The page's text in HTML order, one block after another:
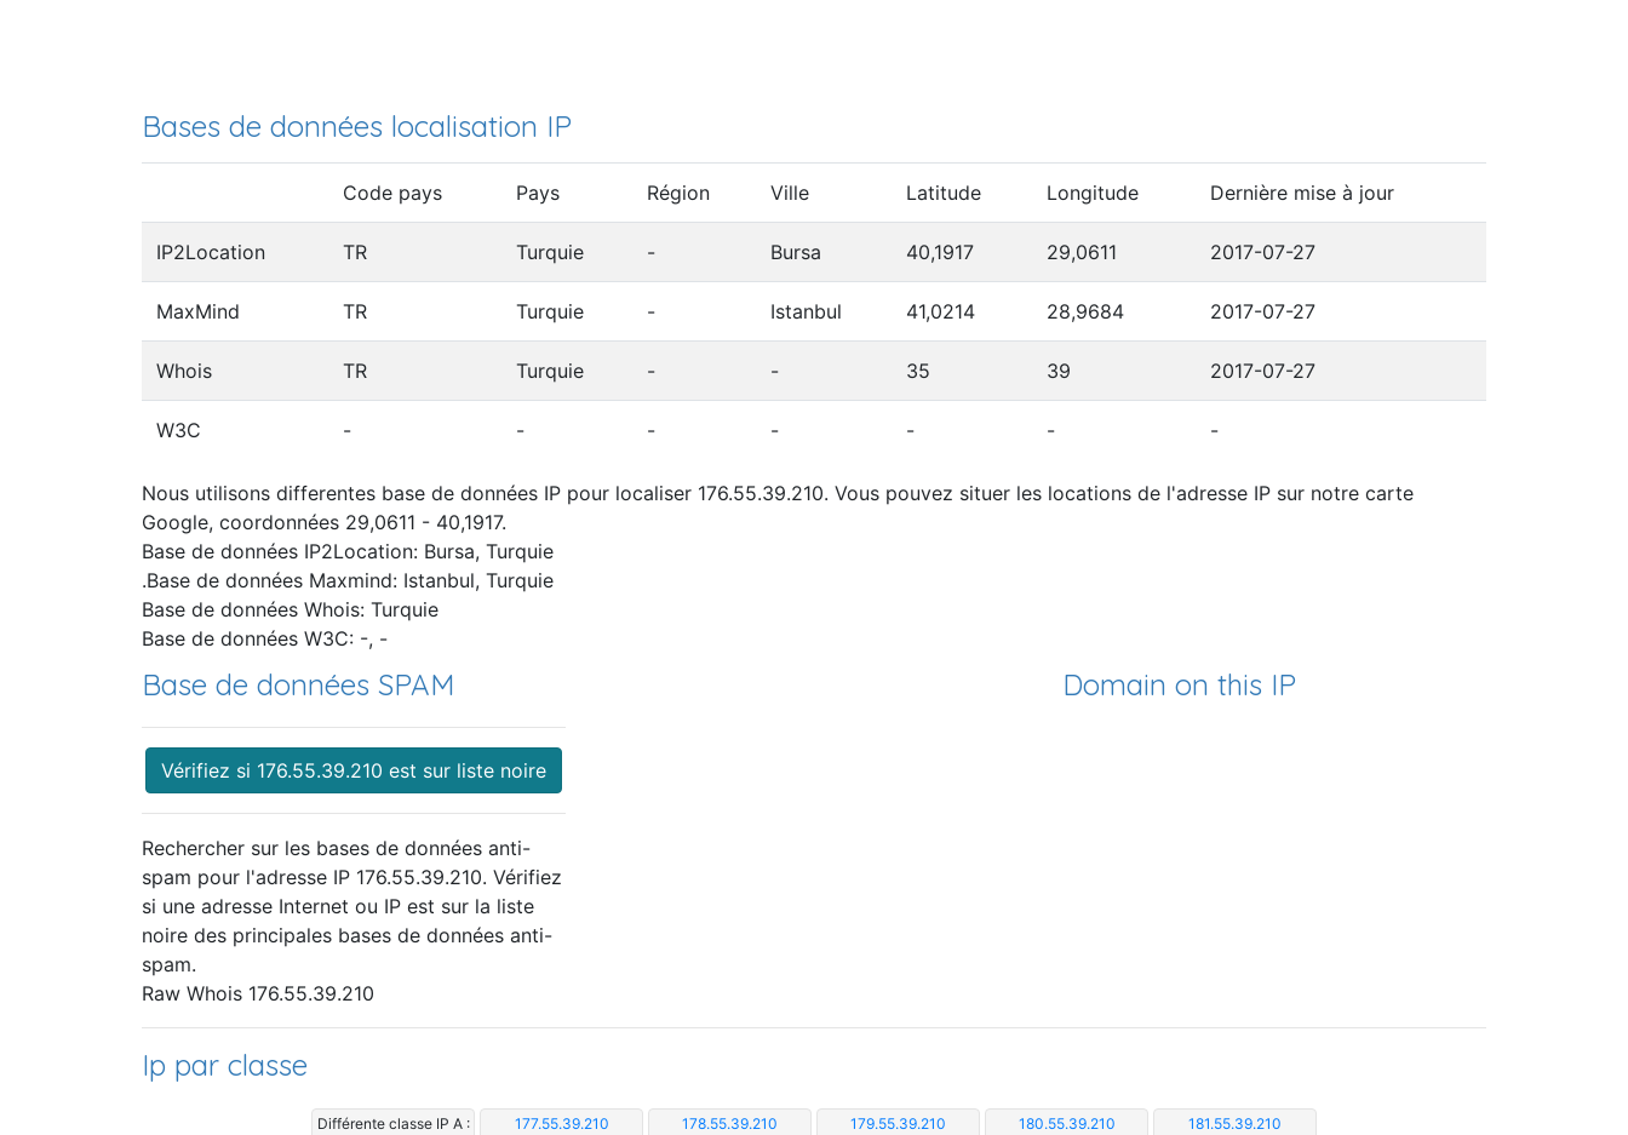
Bases de données localisation IP
Code pays Pays Région Ville Latitude Longitude Dernière mise à jour
IP2Location TR Turquie - Bursa 40,1917 29,0611 2017-07-27
MaxMind TR Turquie - Istanbul 41,0214 28,9684 2017-07-27
Whois TR Turquie - - 35 39 2017-07-27
W3C - - - - - - -
Nous utilisons differentes base de données IP pour localiser 176.55.39.210. Vous pouvez situer les locations de l'adresse IP sur notre carte
Google, coordonnées 29,0611 - 40,1917.
Base de données IP2Location: Bursa, Turquie
.Base de données Maxmind: Istanbul, Turquie
Base de données Whois: Turquie
Base de données W3C: -, -
Base de données SPAM
Vérifiez si 176.55.39.210 est sur liste noire
Rechercher sur les bases de données anti-
spam pour l'adresse IP 176.55.39.210. Vérifiez
si une adresse Internet ou IP est sur la liste
noire des principales bases de données anti-
spam.
Domain on this IP
Raw Whois 176.55.39.210
Ip par classe
Différente classe IP A : 177.55.39.210 178.55.39.210 179.55.39.210 180.55.39.210 181.55.39.210